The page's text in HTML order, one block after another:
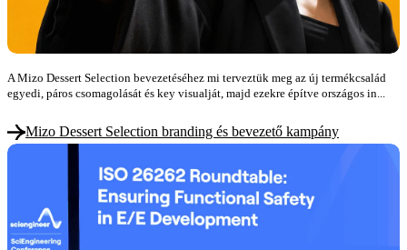
A Mizo Dessert Selection bevezetéséhez mi terveztük meg az új termékcsalád
egyedi, páros csomagolását és key visualját, majd ezekre építve országos in...
Mizo Dessert Selection branding és bevezető kampány